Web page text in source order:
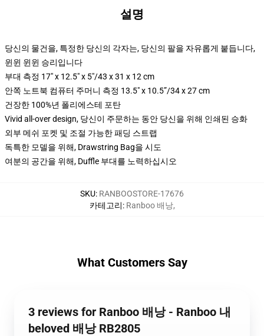
설명
당신의 물건을, 특정한 당신의 각자는, 당신의 팔을 자유롭게 붙듭니다,
윈윈 윈윈 승리입니다
부대 측정 17" x 12.5" x 5"/43 x 31 x 12 cm
안쪽 노트북 컴퓨터 주머니 측정 13.5" x 10.5”/34 x 27 cm
건장한 100%년 폴리에스테 포탄
Vivid all-over design, 당신이 주문하는 동안 당신을 위해 인쇄된 승화
외부 메쉬 포켓 및 조절 가능한 패딩 스트랩
독특한 모델을 위해, Drawstring Bag을 시도
여분의 공간을 위해, Duffle 부대를 노력하십시오
SKU: RANBOOSTORE-17676
카테고리: Ranboo 배낭,
What Customers Say
3 reviews for Ranboo 배낭 - Ranboo 내
beloved 배낭 RB2805